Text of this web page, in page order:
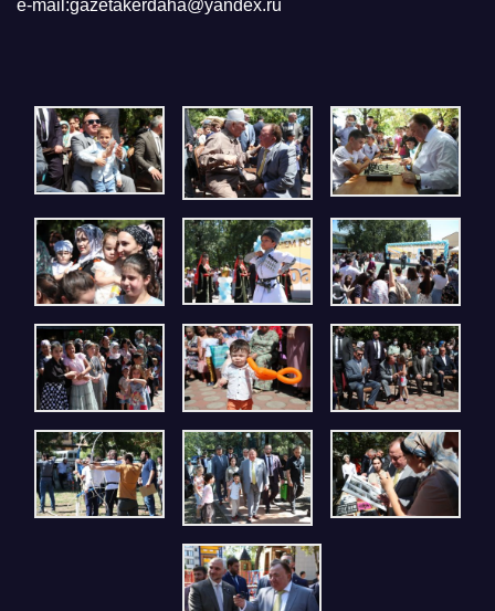
e-mail:gazetakerdaha@yandex.ru